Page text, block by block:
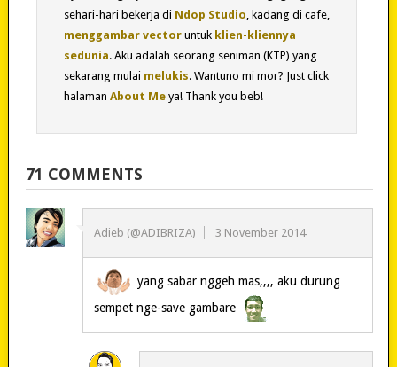
sehari-hari bekerja di Ndop Studio , kadang di cafe,
menggambar vectoruntuk klien-kliennya
sedunia. Aku adalah seorang seniman (KTP) yang
sekarang mulai melukis. Wantuno mi mor? Just click
halaman About Meya! Thank you beb!
71 COMMENTS
Adieb (@ADIBRIZA) 3 November 2014
yang sabar nggeh mas,,,, aku durung
sempet nge-save gambare